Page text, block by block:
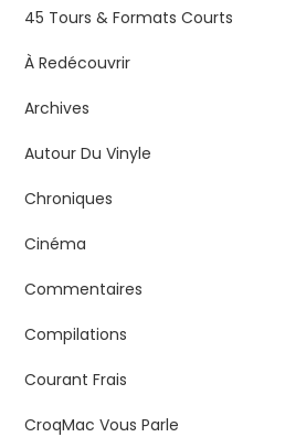
45 Tours & Formats Courts
À Redécouvrir
Archives
Autour Du Vinyle
Chroniques
Cinéma
Commentaires
Compilations
Courant Frais
CroqMac Vous Parle